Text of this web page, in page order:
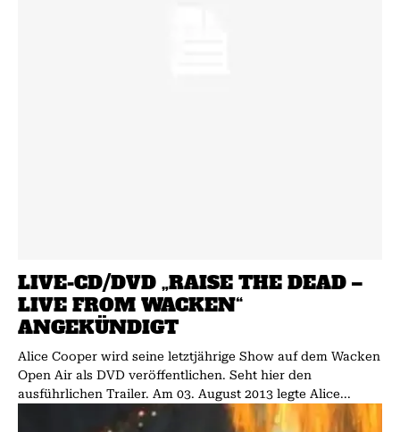
LIVE-CD/DVD „RAISE THE DEAD –
LIVE FROM WACKEN“
ANGEKÜNDIGT
Alice Cooper wird seine letztjährige Show auf dem Wacken
Open Air als DVD veröffentlichen. Seht hier den
ausführlichen Trailer. Am 03. August 2013 legte Alice...